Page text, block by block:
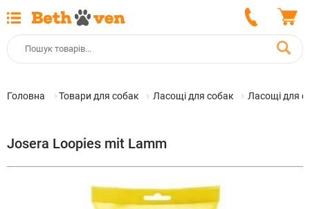
Головна Товари для собак Ласощі для собак Ласощі для
Josera Loopies mit Lamm